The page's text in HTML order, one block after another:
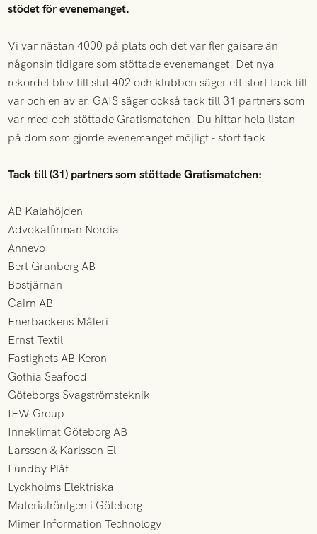
stödet för evenemanget.
Vi var nästan 4000 på plats och det var fler gaisare än
någonsin tidigare som stöttade evenemanget. Det nya
rekordet blev till slut 402 och klubben säger ett stort tack till
var och en av er. GAIS säger också tack till 31 partners som
var med och stöttade Gratismatchen. Du hittar hela listan
på dom som gjorde evenemanget möjligt - stort tack!
Tack till (31) partners som stöttade Gratismatchen:
AB Kalahöjden
Advokatfirman Nordia
Annevo
Bert Granberg AB
Bostjärnan
Cairn AB
Enerbackens Måleri
Ernst Textil
Fastighets AB Keron
Gothia Seafood
Göteborgs Svagströmsteknik
IEW Group
Inneklimat Göteborg AB
Larsson & Karlsson El
Lundby Plåt
Lyckholms Elektriska
Materialröntgen i Göteborg
Mimer Information Technology